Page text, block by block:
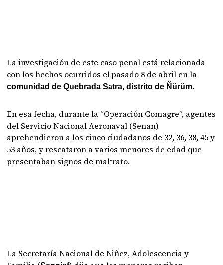
La investigación de este caso penal está relacionada
con los hechos ocurridos el pasado 8 de abril en la
comunidad de Quebrada Satra, distrito de Ñürüm.
En esa fecha, durante la “Operación Comagre”, agentes
del Servicio Nacional Aeronaval (Senan)
aprehendieron a los cinco ciudadanos de 32, 36, 38, 45 y
53 años, y rescataron a varios menores de edad que
presentaban signos de maltrato.
La Secretaría Nacional de Niñez, Adolescencia y